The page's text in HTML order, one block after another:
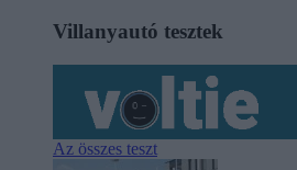
Villanyautó tesztek
Az összes teszt